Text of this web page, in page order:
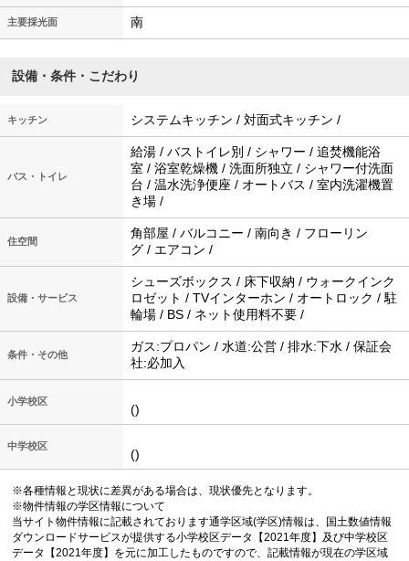
主要採光面 南
設備・条件・こだわり
キッチン システムキッチン / 対面式キッチン /
バス・トイレ
給湯 / バストイレ別 / シャワー / 追焚機能浴
室 / 浴室乾燥機 / 洗面所独立 / シャワー付洗面
台 / 温水洗浄便座 / オートバス / 室内洗濯機置
き場 /
住空間
角部屋 / バルコニー / 南向き / フローリン
グ / エアコン /
設備・サービス
シューズボックス / 床下収納 / ウォークインク
ロゼット / TVインターホン / オートロック / 駐
輪場 / BS / ネット使用料不要 /
条件・その他
ガス:プロパン / 水道:公営 / 排水:下水 / 保証会
社:必加入
小学校区
()
中学校区
()
※各種情報と現状に差異がある場合は、現状優先となります。
※物件情報の学区情報について
当サイト物件情報に記載されております通学区域(学区)情報は、国土数値情報
ダウンロードサービスが提供する小学校区データ【2021年度】及び中学校区
データ【2021年度】を元に加工したものですので、記載情報が現在の学区域